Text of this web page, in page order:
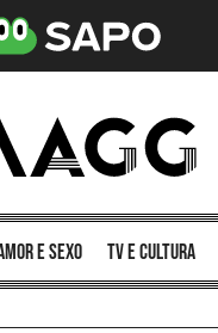
e sexo TV e cultura